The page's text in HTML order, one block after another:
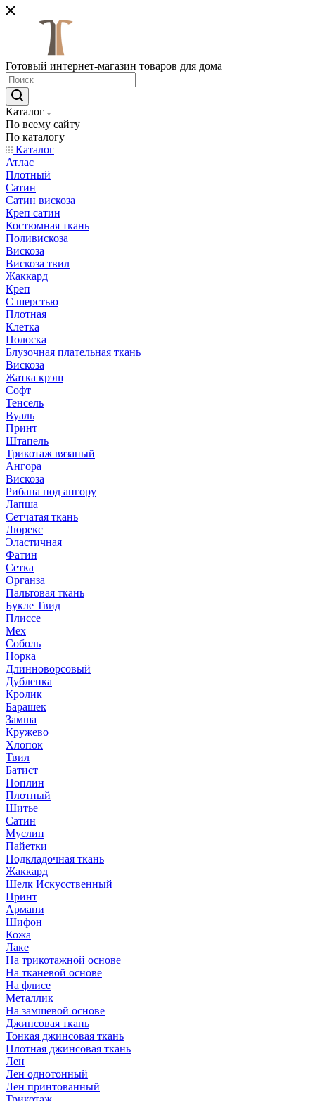
Готовый интернет-магазин товаров для дома
Каталог
По всему сайту
По каталогу
Каталог
Атлас
Плотный
Сатин
Сатин вискоза
Креп сатин
Костюмная ткань
Поливискоза
Вискоза
Вискоза твил
Жаккард
Креп
С шерстью
Плотная
Клетка
Полоска
Блузочная плательная ткань
Вискоза
Жатка крэш
Софт
Тенсель
Вуаль
Принт
Штапель
Трикотаж вязаный
Ангора
Вискоза
Рибана под ангору
Лапша
Сетчатая ткань
Люрекс
Эластичная
Фатин
Сетка
Органза
Пальтовая ткань
Букле Твид
Плиссе
Мех
Соболь
Норка
Длинноворсовый
Дубленка
Кролик
Барашек
Замша
Кружево
Хлопок
Твил
Батист
Поплин
Плотный
Шитье
Сатин
Муслин
Пайетки
Подкладочная ткань
Жаккард
Шелк Искусственный
Принт
Армани
Шифон
Кожа
Лаке
На трикотажной основе
На тканевой основе
На флисе
Металлик
На замшевой основе
Джинсовая ткань
Тонкая джинсовая ткань
Плотная джинсовая ткань
Лен
Лен однотонный
Лен принтованный